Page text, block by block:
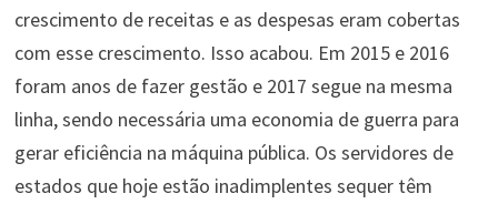
crescimento de receitas e as despesas eram cobertas
com esse crescimento. Isso acabou. Em 2015 e 2016
foram anos de fazer gestão e 2017 segue na mesma
linha, sendo necessária uma economia de guerra para
gerar eficiência na máquina pública. Os servidores de
estados que hoje estão inadimplentes sequer têm